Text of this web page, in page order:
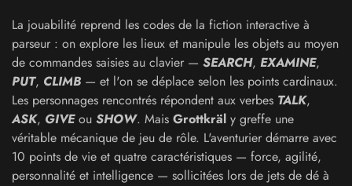
La jouabilité reprend les codes de la fiction interactive à
parseur : on explore les lieux et manipule les objets au moyen
de commandes saisies au clavier — SEARCH, EXAMINE,
PUT, CLIMB — et l'on se déplace selon les points cardinaux.
Les personnages rencontrés répondent aux verbes TALK,
ASK, GIVEou SHOW. Mais Grottkräl y greffe une
véritable mécanique de jeu de rôle. L'aventurier démarre avec
10 points de vie et quatre caractéristiques — force, agilité,
personnalité et intelligence — sollicitées lors de jets de dé à